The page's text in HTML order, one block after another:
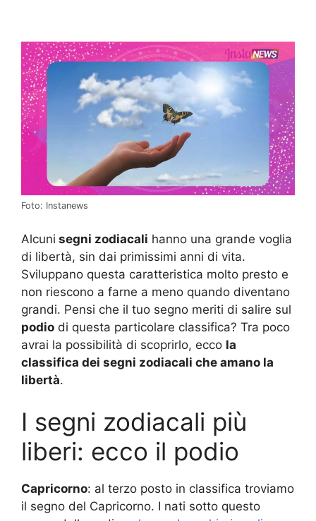
Foto: Instanews
Alcuni segni zodiacali hanno una grande voglia
di libertà, sin dai primissimi anni di vita.
Sviluppano questa caratteristica molto presto e
non riescono a farne a meno quando diventano
grandi. Pensi che il tuo segno meriti di salire sul
podio di questa particolare classifica? Tra poco
avrai la possibilità di scoprirlo, ecco la
classifica dei segni zodiacali che amano la
libertà.
I segni zodiacali più
liberi: ecco il podio
Capricorno: al terzo posto in classifica troviamo
il segno del Capricorno. I nati sotto questo